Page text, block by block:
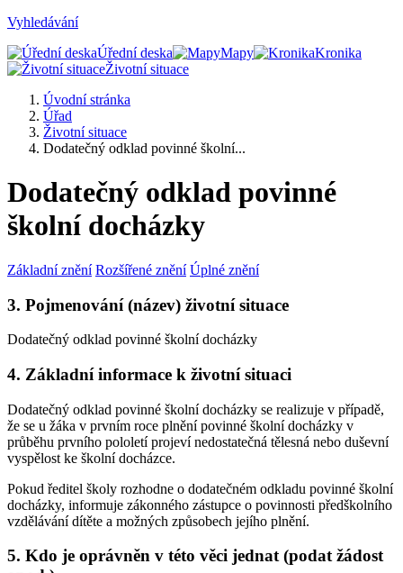
Vyhledávání
Úřední deska
Mapy
Kronika
Životní situace
Úvodní stránka
Úřad
Životní situace
Dodatečný odklad povinné školní...
Dodatečný odklad povinné
školní docházky
Základní znění Rozšířené znění Úplné znění
3. Pojmenování (název) životní situace
Dodatečný odklad povinné školní docházky
4. Základní informace k životní situaci
Dodatečný odklad povinné školní docházky se realizuje v případě,
že se u žáka v prvním roce plnění povinné školní docházky v
průběhu prvního pololetí projeví nedostatečná tělesná nebo duševní
vyspělost ke školní docházce.
Pokud ředitel školy rozhodne o dodatečném odkladu povinné školní
docházky, informuje zákonného zástupce o povinnosti předškolního
vzdělávání dítěte a možných způsobech jejího plnění.
5. Kdo je oprávněn v této věci jednat (podat žádost